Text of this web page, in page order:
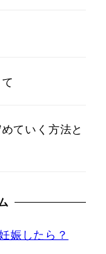
ていく方法と
娠したら？